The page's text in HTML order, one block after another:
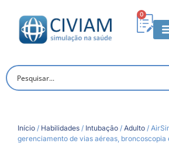
0
Início / Habilidades / Intubação / Adulto /
gerenciamento de vias aéreas,